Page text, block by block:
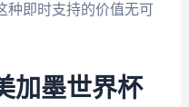
种即时支持的价值无可
加墨世界杯